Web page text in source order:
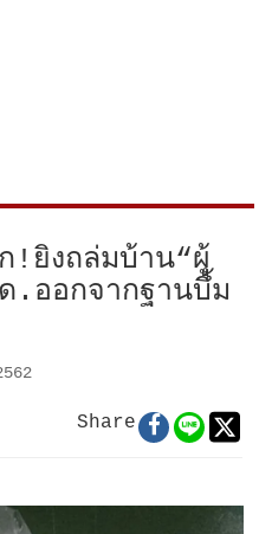
!ยิงถล่มบ้าน“ผู้
ออกจากฐานบึ้ม
Share